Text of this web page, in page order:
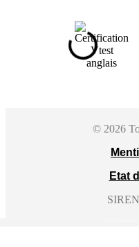
© 2026
Etat